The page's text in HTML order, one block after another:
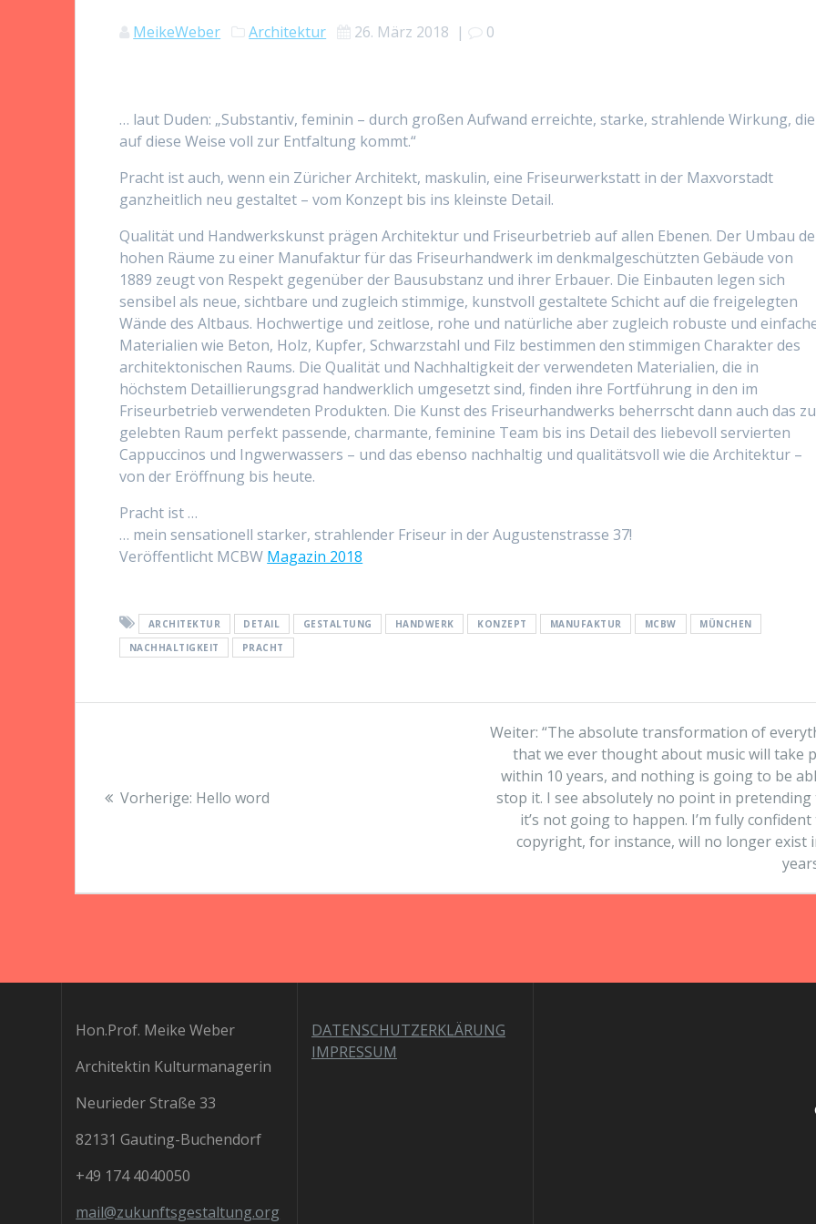
MeikeWeber Architektur 26. März 2018 | 0
… laut Duden: „Substantiv, feminin – durch großen Aufwand erreichte, starke, strahlende Wirkung, die
auf diese Weise voll zur Entfaltung kommt.“
Pracht ist auch, wenn ein Züricher Architekt, maskulin, eine Friseurwerkstatt in der Maxvorstadt
ganzheitlich neu gestaltet – vom Konzept bis ins kleinste Detail.
Qualität und Handwerkskunst prägen Architektur und Friseurbetrieb auf allen Ebenen. Der Umbau
hohen Räume zu einer Manufaktur für das Friseurhandwerk im denkmalgeschützten Gebäude von
1889 zeugt von Respekt gegenüber der Bausubstanz und ihrer Erbauer. Die Einbauten legen sich
sensibel als neue, sichtbare und zugleich stimmige, kunstvoll gestaltete Schicht auf die freigelegten
Wände des Altbaus. Hochwertige und zeitlose, rohe und natürliche aber zugleich robuste und
Materialien wie Beton, Holz, Kupfer, Schwarzstahl und Filz bestimmen den stimmigen Charakter des
architektonischen Raums. Die Qualität und Nachhaltigkeit der verwendeten Materialien, die in
höchstem Detaillierungsgrad handwerklich umgesetzt sind, finden ihre Fortführung in den im
Friseurbetrieb verwendeten Produkten. Die Kunst des Friseurhandwerks beherrscht dann auch das
gelebten Raum perfekt passende, charmante, feminine Team bis ins Detail des liebevoll servierten
Cappuccinos und Ingwerwassers – und das ebenso nachhaltig und qualitätsvoll wie die Architektur –
von der Eröffnung bis heute.
Pracht ist …
… mein sensationell starker, strahlender Friseur in der Augustenstrasse 37!
Veröffentlicht MCBW Magazin 2018
ARCHITEKTUR DETAIL GESTALTUNG HANDWERK KONZEPT MANUFAKTUR MCBW
MÜNCHEN
NACHHALTIGKEIT
PRACHT
Vorherige: Vorheriger
Hello word
Weiter: Nächster
Beitrag:
“The absolute transformation of
that we ever thought about music will take
within 10 years, and nothing is going to be
stop it. I see absolutely no point in
it’s not going to happen. I’m fully
copyright, for instance, will no longer exist
Hon.Prof. Meike Weber
Architektin Kulturmanagerin
Neurieder Straße 33
82131 Gauting-Buchendorf
+49 174 4040050
mail@zukunftsgestaltung.org
DATENSCHUTZERKLÄRUNG
IMPRESSUM